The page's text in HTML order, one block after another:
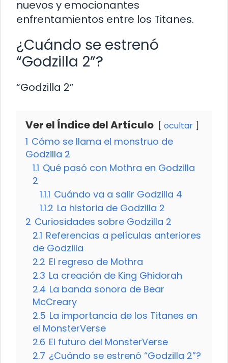
nuevos y emocionantes
enfrentamientos entre los Titanes.
¿Cuándo se estrenó
“Godzilla 2”?
“Godzilla 2”
Ver el Índice del Artículo ocultar
1 Cómo se llama el monstruo de
Godzilla 2
1.1 Qué pasó con Mothra en Godzilla
2
1.1.1 Cuándo va a salir Godzilla 4
1.1.2 La historia de Godzilla 2
2 Curiosidades sobre Godzilla 2
2.1 Referencias a películas anteriores
de Godzilla
2.2 El regreso de Mothra
2.3 La creación de King Ghidorah
2.4 La banda sonora de Bear
McCreary
2.5 La importancia de los Titanes en
el MonsterVerse
2.6 El futuro del MonsterVerse
2.7 ¿Cuándo se estrenó “Godzilla 2”?